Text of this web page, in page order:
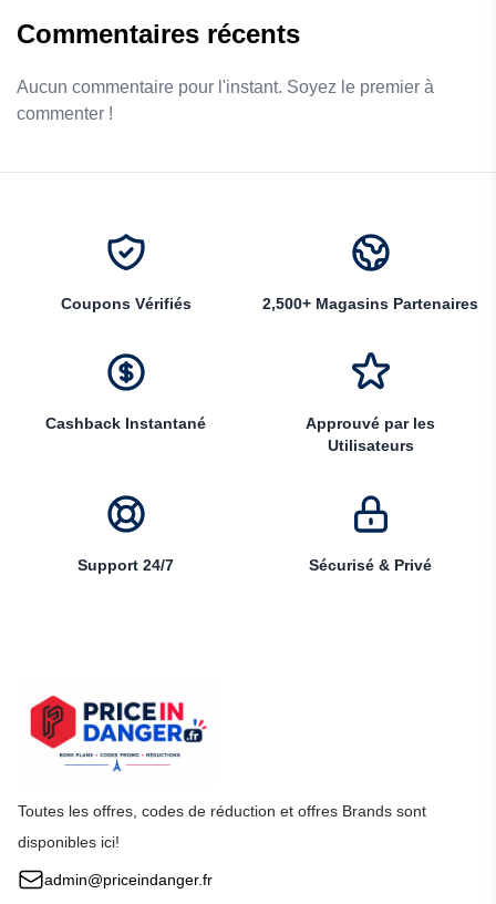
Commentaires récents
Aucun commentaire pour l'instant. Soyez le premier à
commenter !
Coupons Vérifiés 2,500+ Magasins Partenaires
Cashback Instantané
Approuvé par les
Utilisateurs
Support 24/7 Sécurisé & Privé
Toutes les offres, codes de réduction et offres Brands sont
disponibles ici!
admin@priceindanger.fr